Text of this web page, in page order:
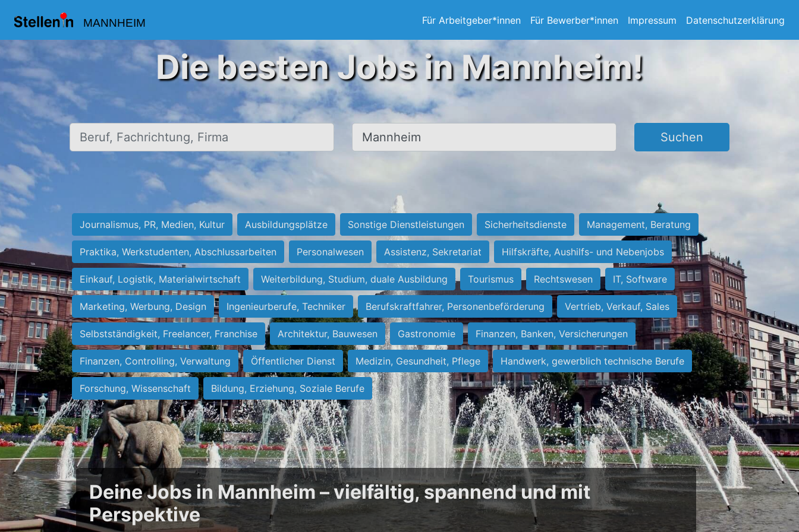
MANNHEIM Für Arbeitgeber*innen Für Bewerber*innen Impressum Datenschutzerklärung
Die besten Jobs in Mannheim!
Beruf, Fachrichtung, Firma Ort, Stadt Suchen
Journalismus, PR, Medien, Kultur Ausbildungsplätze Sonstige Dienstleistungen Sicherheitsdienste Management, Beratung
Praktika, Werkstudenten, Abschlussarbeiten Personalwesen Assistenz, Sekretariat Hilfskräfte, Aushilfs- und Nebenjobs
Einkauf, Logistik, Materialwirtschaft Weiterbildung, Studium, duale Ausbildung Tourismus Rechtswesen IT, Software
Marketing, Werbung, Design Ingenieurberufe, Techniker Berufskraftfahrer, Personenbeförderung Vertrieb, Verkauf, Sales
Selbstständigkeit, Freelancer, Franchise Architektur, Bauwesen Gastronomie Finanzen, Banken, Versicherungen
Finanzen, Controlling, Verwaltung Öffentlicher Dienst Medizin, Gesundheit, Pflege Handwerk, gewerblich technische Berufe
Forschung, Wissenschaft Bildung, Erziehung, Soziale Berufe
Deine Jobs in Mannheim – vielfältig, spannend und mit
Perspektive